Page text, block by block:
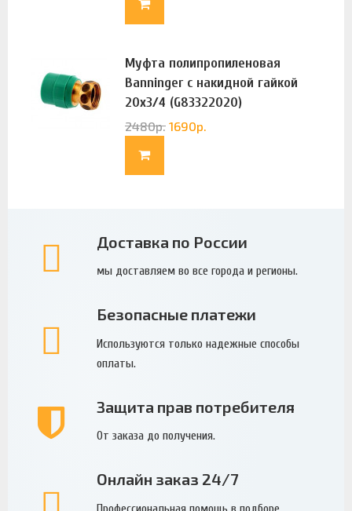
Муфта полипропиленовая
Banninger с накидной гайкой
20х3/4 (G83322020)
2480р. 1690р.
Доставка по России
мы доставляем во все города и регионы.
Безопасные платежи
Используются только надежные способы
оплаты.
Защита прав потребителя
От заказа до получения.
Онлайн заказ 24/7